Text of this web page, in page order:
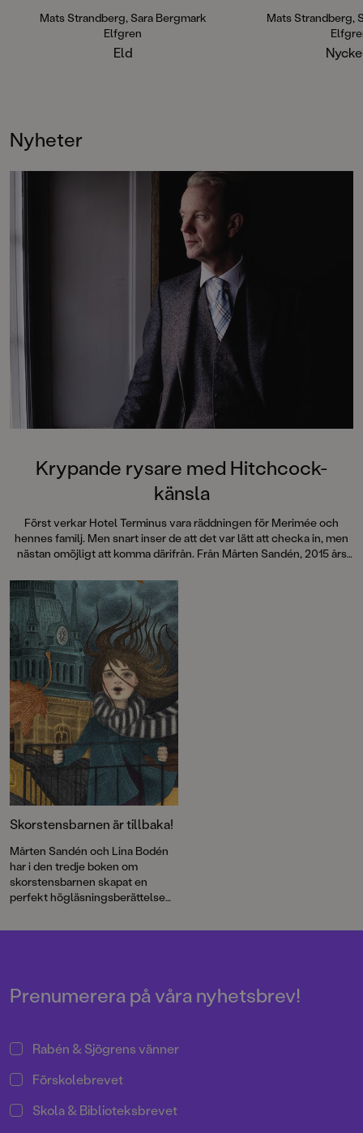
sedan starten och hittar ständigt
nya fans. Sammanlagt har böckerna
sålt i en miljon exemplar världen
Mats Strandberg, Sara Bergmark
Elfgren
Eld
Mats Strandberg,
Nyheter
Krypande rysare med Hitchcock-
känsla
Först verkar Hotel Terminus vara räddningen för Merimée och
hennes familj. Men snart inser de att det var lätt att checka in, men
nästan omöjligt att komma därifrån. Från Mårten Sandén, 2015 års
stämning som garanterat ger rysningar längs ryggraden.
Skorstensbarnen är tillbaka!
Mårten Sandén och Lina Bodén
har i den tredje boken om
skorstensbarnen skapat en
perfekt högläsningsberättelse
Prenumerera på våra nyhetsbrev!
Rabén & Sjögrens vänner
Förskolebrevet
Skola & Biblioteksbrevet